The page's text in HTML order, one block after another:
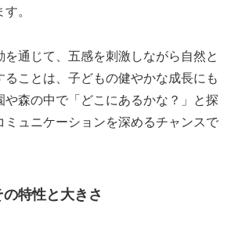
。
を通じて、五感を刺激しながら自然と
ることは、子どもの健やかな成長にも
や森の中で「どこにあるかな？」と探
ミュニケーションを深めるチャンスで
特性と大きさ